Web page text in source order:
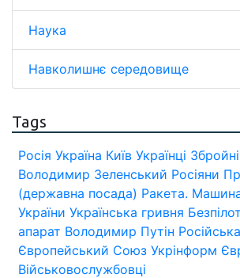
Наука
Навколишнє середовище
Tags
Росія Україна Київ Українці
Володимир Зеленський Росіяни
(державна посада) Ракета.
України Українська гривня
апарат Володимир Путін
Європейський Союз Укрінформ
Військовослужбовці